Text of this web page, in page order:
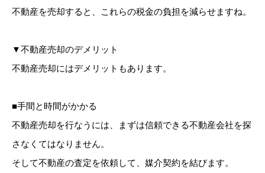
不動産を売却すると、これらの税金の負担を減らせますね。
▼不動産売却のデメリット
不動産売却にはデメリットもあります。
■手間と時間がかかる
不動産売却を行なうには、まずは信頼できる不動産会社を探
さなくてはなりません。
そして不動産の査定を依頼して、媒介契約を結びます。